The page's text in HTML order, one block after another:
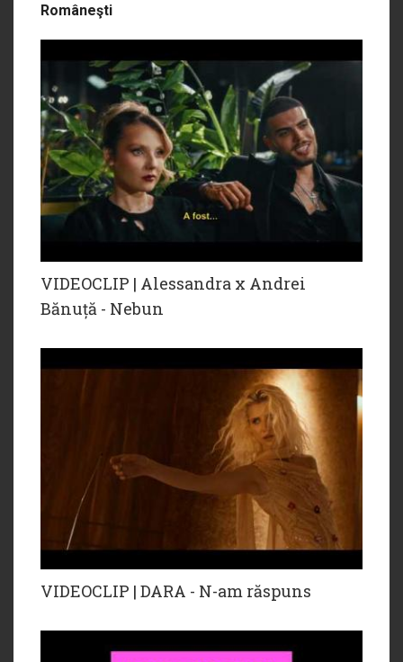
Româneşti
VIDEOCLIP | Alessandra x Andrei
Bănuță - Nebun
VIDEOCLIP | DARA - N-am răspuns